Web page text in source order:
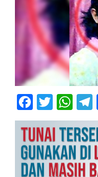
Facebook